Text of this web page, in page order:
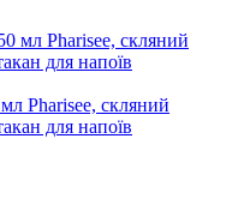
Pharisee, скляний
для напоїв